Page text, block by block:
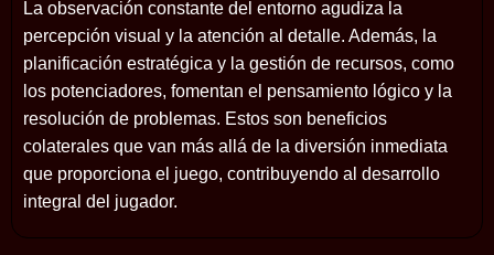
La observación constante del entorno agudiza la
percepción visual y la atención al detalle. Además, la
planificación estratégica y la gestión de recursos, como
los potenciadores, fomentan el pensamiento lógico y la
resolución de problemas. Estos son beneficios
colaterales que van más allá de la diversión inmediata
que proporciona el juego, contribuyendo al desarrollo
integral del jugador.